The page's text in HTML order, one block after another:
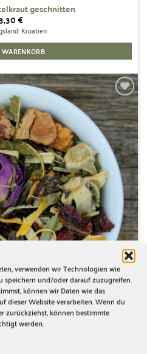
verwenden wir Technologien wie
speichern und/oder darauf zuzugreifen.
können wir Daten wie das
dieser Website verarbeiten. Wenn du
zurückziehst, können bestimmte
werden.
geschnitten
€
Kroatien
Zur
Wunschliste
hinzufügen